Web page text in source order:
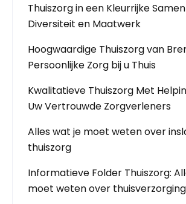
Thuiszorg in een Kleurrijke
Diversiteit en Maatwerk
Hoogwaardige Thuiszorg van
Persoonlijke Zorg bij u Thuis
Kwalitatieve Thuiszorg Met
Uw Vertrouwde Zorgverleners
Alles wat je moet weten over
thuiszorg
Informatieve Folder Thuiszorg:
moet weten over thuisverzorging